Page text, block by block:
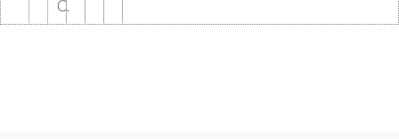
C.